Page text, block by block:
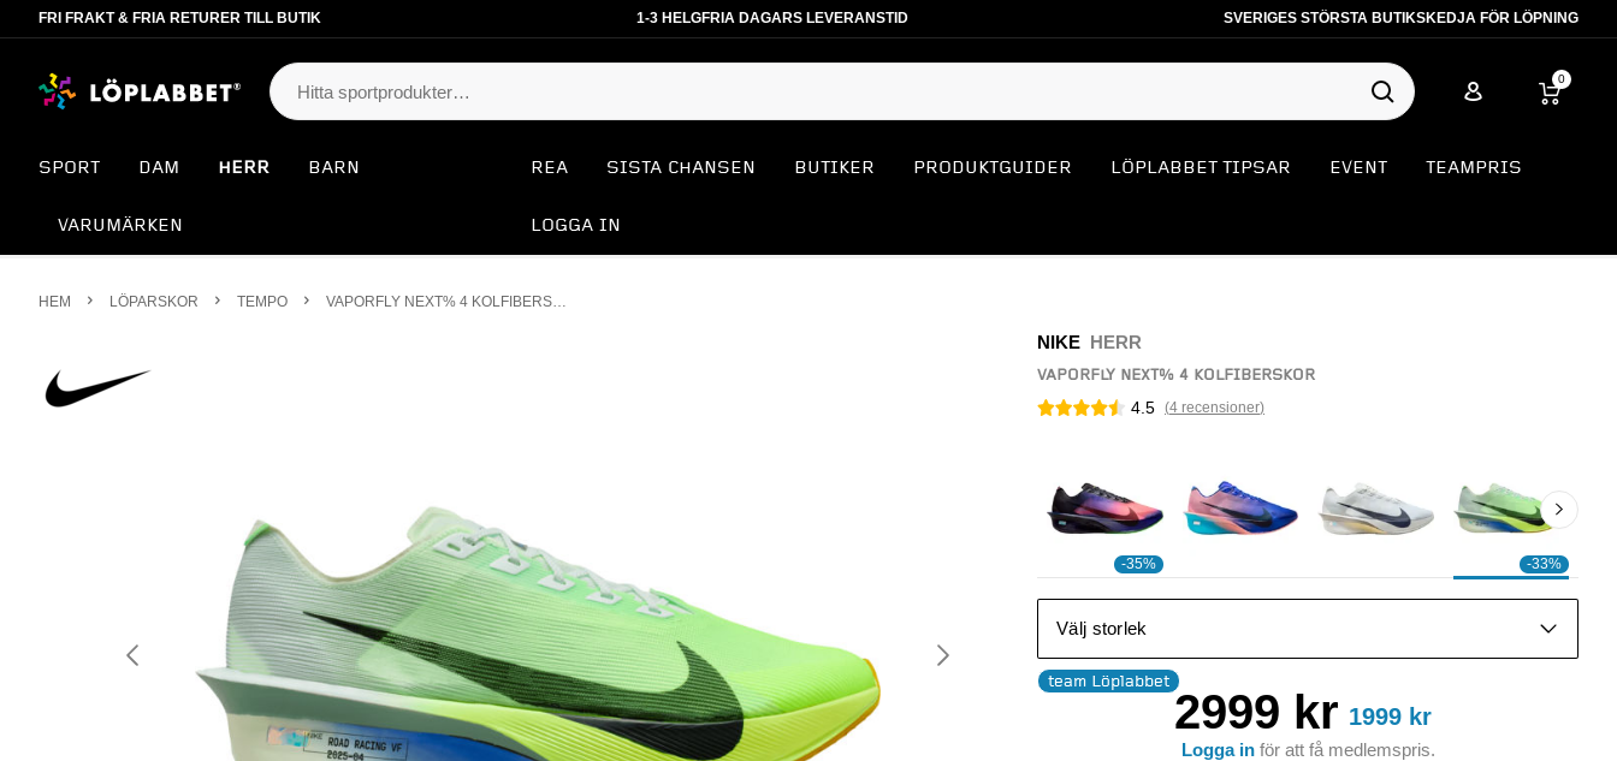
FRI FRAKT & FRIA RETURER TILL BUTIK 1-3 HELGFRIA DAGARS LEVERANSTID SVERIGES STÖRSTA BUTIKSKEDJA FÖR LÖPNING
0
SPORT DAM HERR BARN
VARUMÄRKEN
REA SISTA CHANSEN BUTIKER PRODUKTGUIDER LÖPLABBET TIPSAR EVENT TEAMPRIS
LOGGA IN
HEM LÖPARSKOR TEMPO
NIKE HERR
VAPORFLY NEXT% 4 KOLFIBERSKOR
4.5 (4 recensioner)
-35% -33%
Välj storlek
2999 kr
team Löplabbet
1999 kr
Logga in för att få medlemspris.